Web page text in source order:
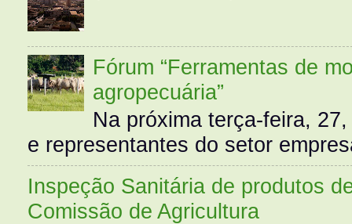
Fórum “Ferramentas de
agropecuária”
Na próxima terça-feira,
e representantes do setor
Inspeção Sanitária de produtos
Comissão de Agricultura